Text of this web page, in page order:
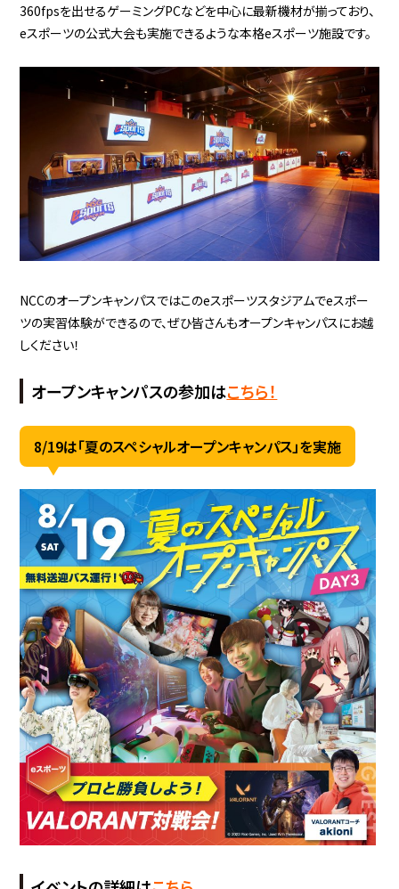
360fpsを出せるゲーミングPCなどを中心に最新機材が揃っており、
eスポーツの公式大会も実施できるような本格eスポーツ施設です。
NCCのオープンキャンパスではこのeスポーツスタジアムでeスポー
ツの実習体験ができるので、ぜひ皆さんもオープンキャンパスにお越
しください！
オープンキャンパスの参加はこちら！
8/19は「夏のスペシャルオープンキャンパス」を実施